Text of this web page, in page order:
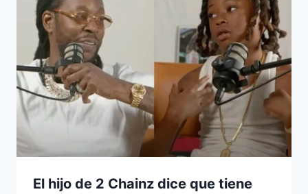
El hijo de 2 Chainz dice que tiene